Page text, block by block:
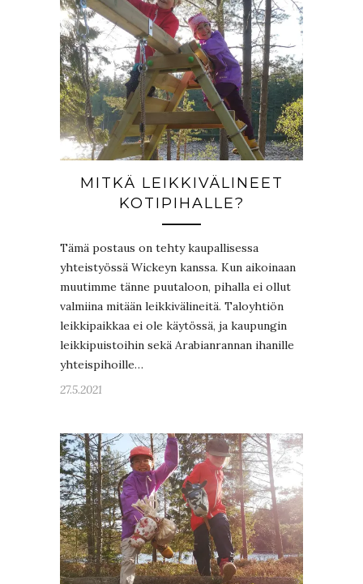
MITKÄ LEIKKIVÄLINEET
KOTIPIHALLE?
Tämä postaus on tehty kaupallisessa
yhteistyössä Wickeyn kanssa. Kun aikoinaan
muutimme tänne puutaloon, pihalla ei ollut
valmiina mitään leikkivälineitä. Taloyhtiön
leikkipaikkaa ei ole käytössä, ja kaupungin
leikkipuistoihin sekä Arabianrannan ihanille
yhteispihoille…
27.5.2021